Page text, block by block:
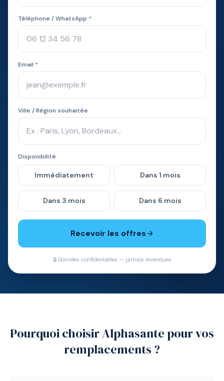
Téléphone / WhatsApp *
Email *
Ville / Région souhaitée
Disponibilité
Immédiatement Dans 1 mois
Dans 3 mois Dans 6 mois
Recevoir les offres
🔒 Données confidentielles — jamais revendues
Pourquoi choisir Alphasante pour vos
remplacements ?